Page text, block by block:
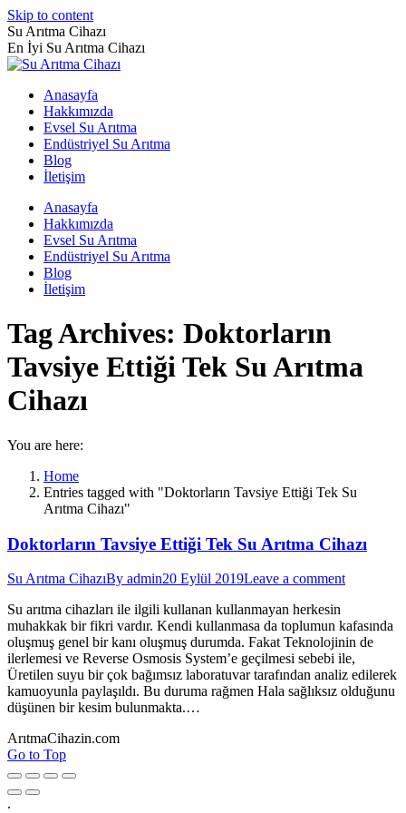
Skip to content
Su Arıtma Cihazı
En İyi Su Arıtma Cihazı
Anasayfa
Hakkımızda
Evsel Su Arıtma
Endüstriyel Su Arıtma
Blog
İletişim
Anasayfa
Hakkımızda
Evsel Su Arıtma
Endüstriyel Su Arıtma
Blog
İletişim
Tag Archives: Doktorların
Tavsiye Ettiği Tek Su Arıtma
Cihazı
You are here:
Home
Entries tagged with "Doktorların Tavsiye Ettiği Tek Su
Arıtma Cihazı"
Doktorların Tavsiye Ettiği Tek Su Arıtma Cihazı
Su Arıtma CihazıBy admin20 Eylül 2019Leave a comment
Su arıtma cihazları ile ilgili kullanan kullanmayan herkesin
muhakkak bir fikri vardır. Kendi kullanmasa da toplumun kafasında
oluşmuş genel bir kanı oluşmuş durumda. Fakat Teknolojinin de
ilerlemesi ve Reverse Osmosis System’e geçilmesi sebebi ile,
Üretilen suyu bir çok bağımsız laboratuvar tarafından analiz edilerek
kamuoyunla paylaşıldı. Bu duruma rağmen Hala sağlıksız olduğunu
düşünen bir kesim bulunmakta.…
ArıtmaCihazin.com
Go to Top
.